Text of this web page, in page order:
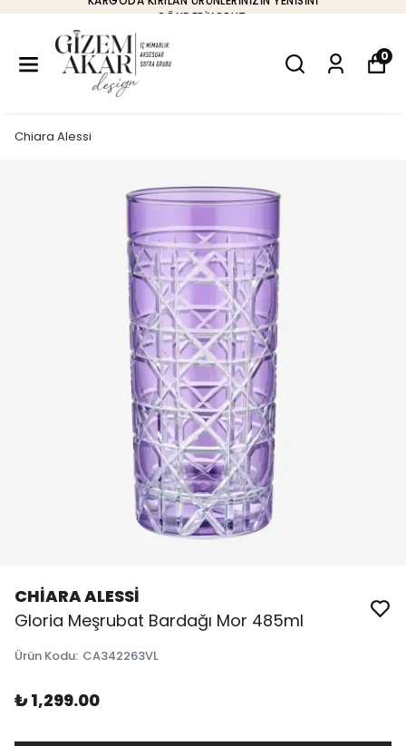
GÖNDERIYORUZ.
0
Chiara Alessi
CHİARA ALESSİ
Gloria Meşrubat Bardağı Mor 485ml
Ürün Kodu: CA342263VL
₺ 1,299.00